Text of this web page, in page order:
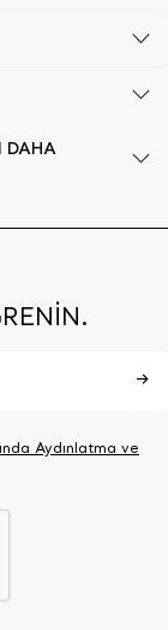
DAHA
Aydınlatma ve